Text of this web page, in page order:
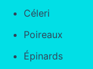
Céleri
Poireaux
Épinards